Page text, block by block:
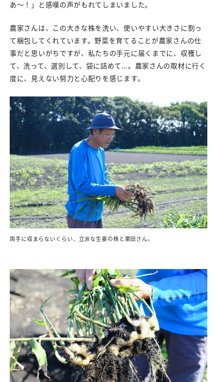
あ〜！」と感嘆の声がもれてしまいました。
農家さんは、この大きな株を洗い、使いやすい大きさに割っ
て梱包してくれています。野菜を育てることが農家さんの仕
事だと思いがちですが、私たちの手元に届くまでに、収穫し
て、洗って、選別して、袋に詰めて…。農家さんの取材に行く
度に、見えない努力と心配りを感じます。
両手に収まらないくらい、立派な生姜の株と栗田さん。